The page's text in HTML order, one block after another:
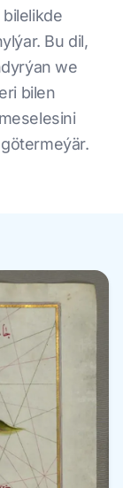
Bu dil,
we
bilen